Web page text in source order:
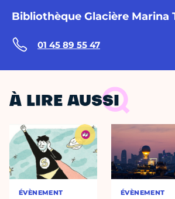
Bibliothèque Glacière Marina
01 45 89 55 47
À LIRE AUSSI
ÉVÈNEMENT ÉVÈNEMENT